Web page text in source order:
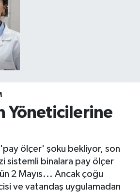
Yöneticilerine
ölçer' şoku bekliyor, son
sistemli binalara pay ölçer
2 Mayıs... Ancak çoğu
ve vatandaş uygulamadan